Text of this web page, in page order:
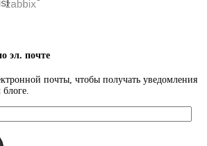
эл. почте
почты, чтобы получать уведомления